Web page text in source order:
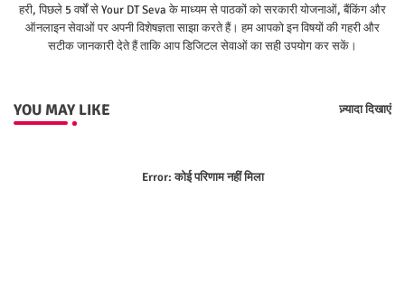
हरी, पिछले 5 वर्षों से Your DT Seva के माध्यम से पाठकों को सरकारी योजनाओं, बैंकिंग और
ऑनलाइन सेवाओं पर अपनी विशेषज्ञता साझा करते हैं। हम आपको इन विषयों की गहरी और
सटीक जानकारी देते हैं ताकि आप डिजिटल सेवाओं का सही उपयोग कर सकें।
YOU MAY LIKE ज़्यादा दिखाएं
Error:कोई परिणाम नहीं मिला